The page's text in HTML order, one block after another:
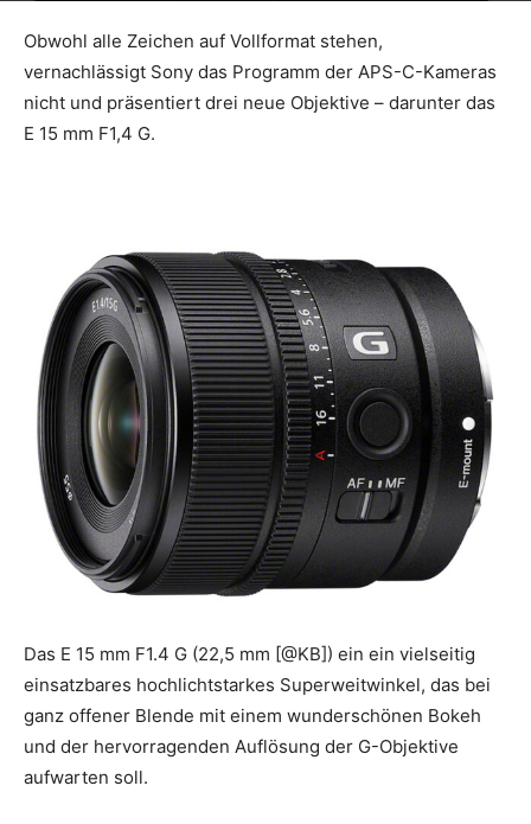
Obwohl alle Zeichen auf Vollformat stehen,
vernachlässigt Sony das Programm der APS-C-Kameras
nicht und präsentiert drei neue Objektive – darunter das
E 15 mm F1,4 G.
Das E 15 mm F1.4 G (22,5 mm [@KB]) ein ein vielseitig
einsatzbares hochlichtstarkes Superweitwinkel, das bei
ganz offener Blende mit einem wunderschönen Bokeh
und der hervorragenden Auflösung der G-Objektive
aufwarten soll.